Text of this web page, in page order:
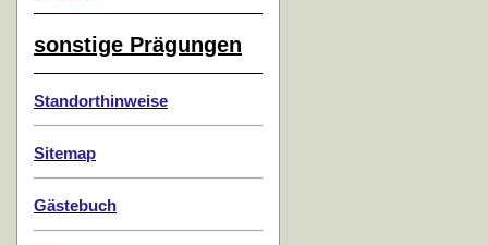
sonstige Prägungen
Standorthinweise
Sitemap
Gästebuch